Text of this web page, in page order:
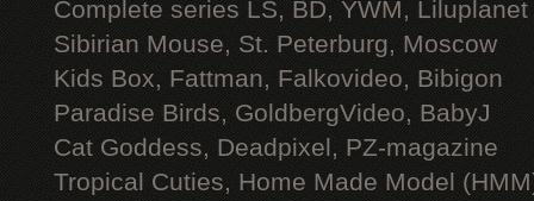
Complete series LS, BD, YWM, Liluplanet
Sibirian Mouse, St. Peterburg, Moscow
Kids Box, Fattman, Falkovideo, Bibigon
Paradise Birds, GoldbergVideo, BabyJ
Cat Goddess, Deadpixel, PZ-magazine
Tropical Cuties, Home Made Model